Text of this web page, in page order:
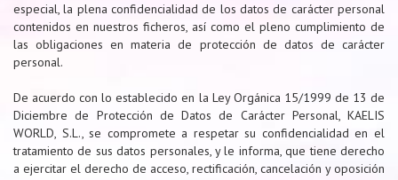
especial, la plena confidencialidad de los datos de carácter personal
contenidos en nuestros ficheros, así como el pleno cumplimiento de
las obligaciones en materia de protección de datos de carácter
personal.
De acuerdo con lo establecido en la Ley Orgánica 15/1999 de 13 de
Diciembre de Protección de Datos de Carácter Personal, KAELIS
WORLD, S.L., se compromete a respetar su confidencialidad en el
tratamiento de sus datos personales, y le informa, que tiene derecho
a ejercitar el derecho de acceso, rectificación, cancelación y oposición